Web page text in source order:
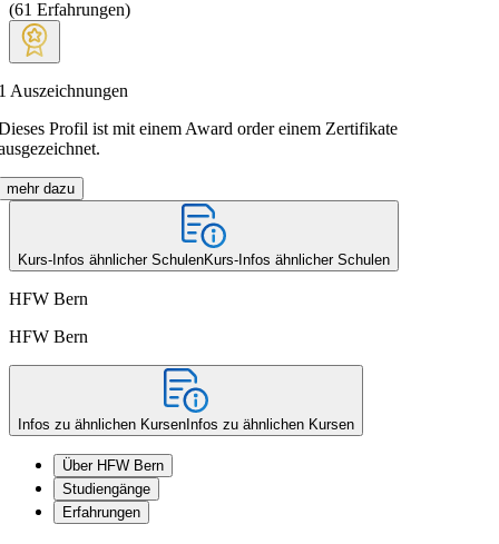
(61 Erfahrungen)
Auszeichnungen
Profil ist mit einem Award order einem Zertifikate
mehr dazu
Kurs-Infos ähnlicher SchulenKurs-Infos ähnlicher Schulen
HFW Bern
HFW Bern
Infos zu ähnlichen Kursen Infos zu ähnlichen Kursen
Über HFW Bern
Studiengänge
Erfahrungen